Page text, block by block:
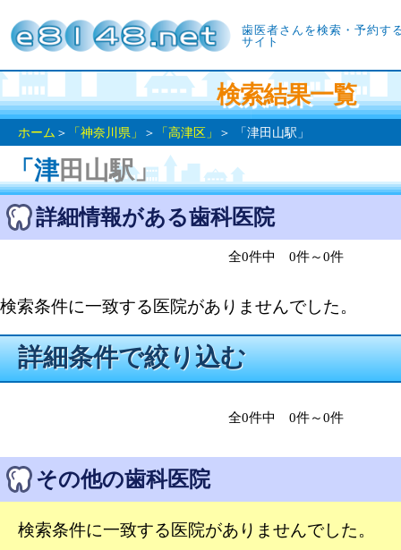
歯医者さんを検索・予約す
サイト
検索結果一覧
ホーム ＞ 「神奈川県」 ＞ 「高津区」 ＞ 「津田山駅」
「津田山駅」
詳細情報がある歯科医院
全0件中 0件～0件
検索条件に一致する医院がありませんでした。
詳細条件で絞り込む
全0件中 0件～0件
その他の歯科医院
検索条件に一致する医院がありませんでした。